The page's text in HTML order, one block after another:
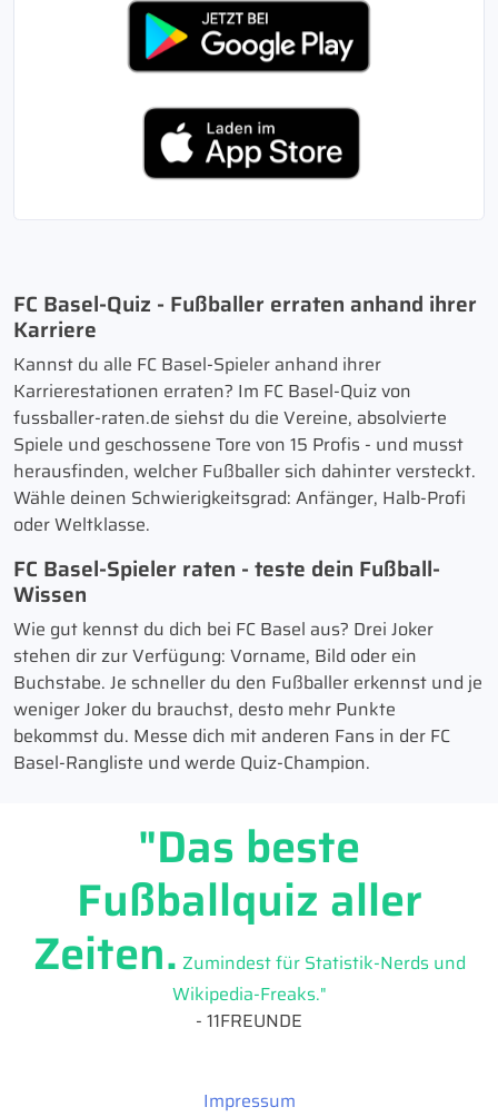
FC Basel-Quiz - Fußballer erraten anhand ihrer
Karriere
Kannst du alle FC Basel-Spieler anhand ihrer
Karrierestationen erraten? Im FC Basel-Quiz von
fussballer-raten.de siehst du die Vereine, absolvierte
Spiele und geschossene Tore von 15 Profis - und musst
herausfinden, welcher Fußballer sich dahinter versteckt.
Wähle deinen Schwierigkeitsgrad: Anfänger, Halb-Profi
oder Weltklasse.
FC Basel-Spieler raten - teste dein Fußball-
Wissen
Wie gut kennst du dich bei FC Basel aus? Drei Joker
stehen dir zur Verfügung: Vorname, Bild oder ein
Buchstabe. Je schneller du den Fußballer erkennst und je
weniger Joker du brauchst, desto mehr Punkte
bekommst du. Messe dich mit anderen Fans in der FC
Basel-Rangliste und werde Quiz-Champion.
"Das beste
Fußballquiz aller
Zeiten. Zumindest für Statistik-Nerds und
Wikipedia-Freaks."
- 11FREUNDE
Impressum